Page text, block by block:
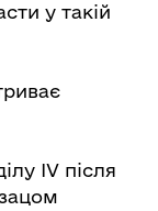
у такій
ІV після